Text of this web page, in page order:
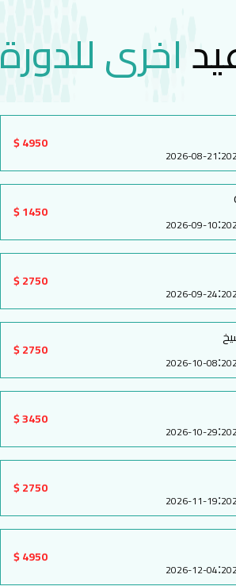
اخرى للدورة
:
2026-08-21
4950 $
:
2026-09-10
1450 $
:
2026-09-24
2750 $
:
2026-10-08
2750 $
:
2026-10-29
3450 $
:
2026-11-19
2750 $
:
2026-12-04
4950 $